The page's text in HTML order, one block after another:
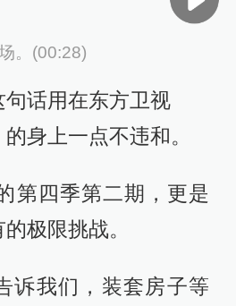
。(00:28)
话用在东方卫视
的身上一点不违和。
第四季第二期，更是
极限挑战。
诉我们，装套房子等